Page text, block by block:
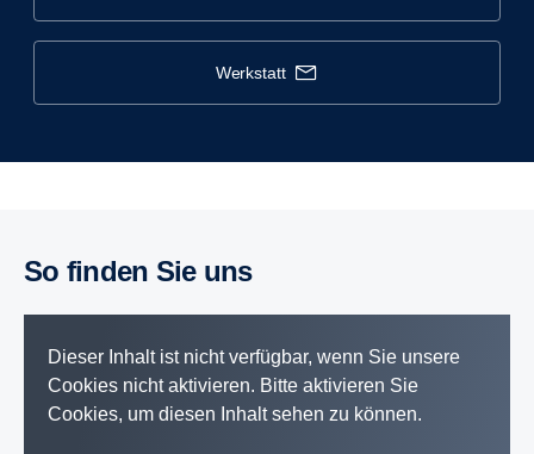
werkstatt
So finden Sie uns
Dieser Inhalt ist nicht verfügbar, wenn Sie unsere
Cookies nicht aktivieren. Bitte aktivieren Sie
Cookies, um diesen Inhalt sehen zu können.